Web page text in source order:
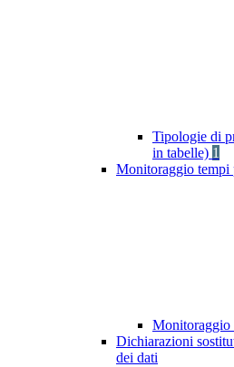
Tipologie di
in tabelle) 1
Monitoraggio tempi
Monitoraggio
Dichiarazioni
dei dati